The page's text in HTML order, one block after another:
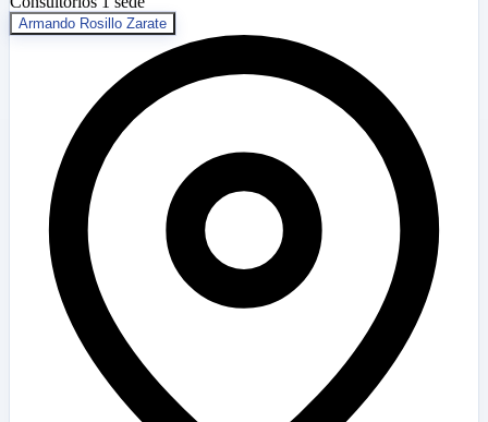
Armando Rosillo Zarate